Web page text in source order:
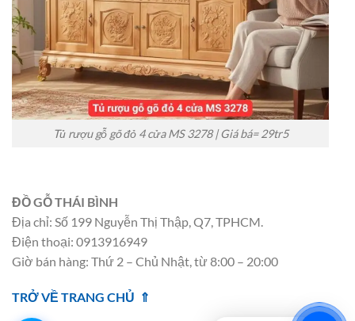
Tủ rượu gỗ gõ đỏ 4 cửa MS 3278 | Giá bá= 29tr5
ĐỒ GỖ THÁI BÌNH
Địa chỉ: Số 199 Nguyễn Thị Thập, Q7, TPHCM.
Điện thoại: 0913916949
Giờ bán hàng: Thứ 2 – Chủ Nhật, từ 8:00 – 20:00
TRỞ VỀ TRANG CHỦ ⇑